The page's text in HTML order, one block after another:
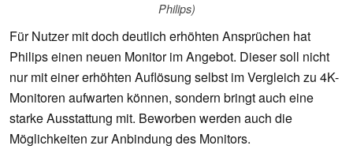
Philips)
Für Nutzer mit doch deutlich erhöhten Ansprüchen hat
Philips einen neuen Monitor im Angebot. Dieser soll nicht
nur mit einer erhöhten Auflösung selbst im Vergleich zu 4K-
Monitoren aufwarten können, sondern bringt auch eine
starke Ausstattung mit. Beworben werden auch die
Möglichkeiten zur Anbindung des Monitors.